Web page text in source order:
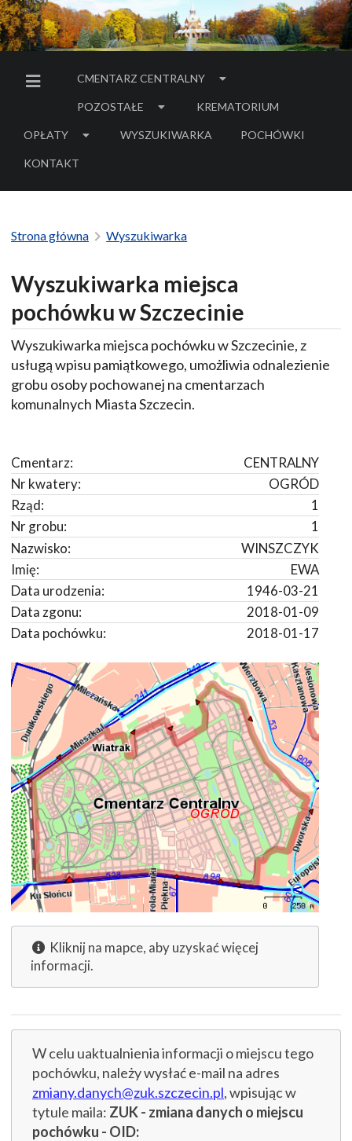
MENU BOCZNE
CMENTARZ CENTRALNY
POZOSTAŁE KREMATORIUM
OPŁATY WYSZUKIWARKA POCHÓWKI
- LINK DO SERWISU
KONTAKT
Strona główna Wyszukiwarka
Wyszukiwarka miejsca
pochówku w Szczecinie
Wyszukiwarka miejsca pochówku w Szczecinie, z
usługą wpisu pamiątkowego, umożliwia odnalezienie
grobu osoby pochowanej na cmentarzach
komunalnych Miasta Szczecin.
CENTRALNY
Cmentarz:
OGRÓD
Nr kwatery:
1
Rząd:
1
Nr grobu:
WINSZCZYK
Nazwisko:
EWA
Imię:
1946-03-21
Data urodzenia:
2018-01-09
Data zgonu:
2018-01-17
Data pochówku:
Kliknij na mapce, aby uzyskać więcej
informacji.
W celu uaktualnienia informacji o miejscu tego
pochówku, należy wysłać e-mail na adres
zmiany.danych@zuk.szczecin.pl, wpisując w
tytule maila: ZUK - zmiana danych o miejscu
pochówku - OID: